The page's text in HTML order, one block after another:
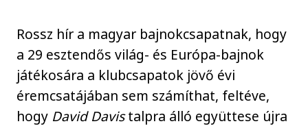
Rossz hír a magyar bajnokcsapatnak, hogy
a 29 esztendős világ- és Európa-bajnok
játékosára a klubcsapatok jövő évi
éremcsatájában sem számíthat, feltéve,
hogy David Davistalpra álló együttese újra